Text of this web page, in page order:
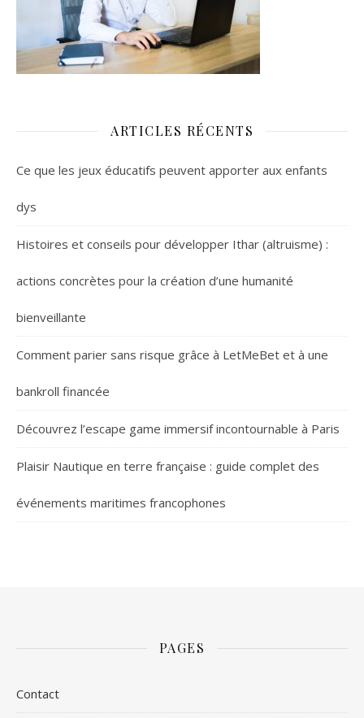
ARTICLES RÉCENTS
Ce que les jeux éducatifs peuvent apporter aux enfants
dys
Histoires et conseils pour développer Ithar (altruisme) :
actions concrètes pour la création d’une humanité
bienveillante
Comment parier sans risque grâce à LetMeBet et à une
bankroll financée
Découvrez l’escape game immersif incontournable à Paris
Plaisir Nautique en terre française : guide complet des
événements maritimes francophones
PAGES
Contact